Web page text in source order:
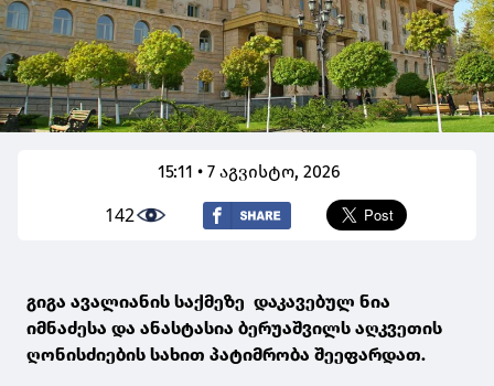
15:11 • 7 აგვისტო, 2026
142
გიგა ავალიანის საქმეზე დაკავებულ ნია
იმნაძესა და ანასტასია ბერუაშვილს აღკვეთის
ღონისძიების სახით პატიმრობა შეეფარდათ.